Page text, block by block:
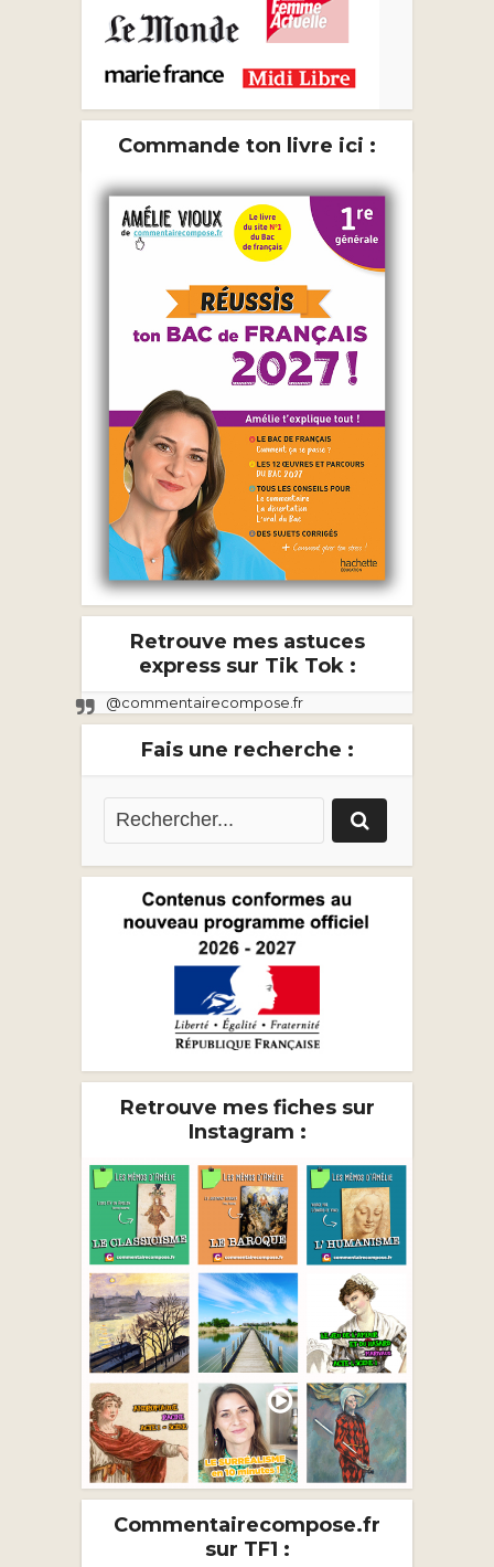
Commande ton livre ici :
Retrouve mes astuces
express sur Tik Tok :
@commentairecompose.fr
Fais une recherche :
Retrouve mes fiches sur
Instagram :
Commentairecompose.fr
sur TF1 :